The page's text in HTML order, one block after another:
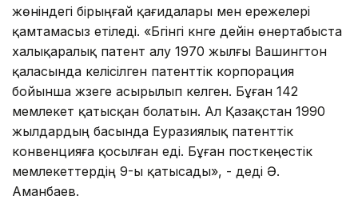
жөніндегі бірыңғай қағидалары мен ережелері
қамтамасыз етіледі. «Бүгінгі күнге дейін өнертабыста
халықаралық патент алу 1970 жылғы Вашингтон
қаласында келісілген патенттік корпорация
бойынша жүзеге асырылып келген. Бұған 142
мемлекет қатысқан болатын. Ал Қазақстан 1990
жылдардың басында Еуразиялық патенттік
конвенцияға қосылған еді. Бұған посткеңестік
мемлекеттердің 9-ы қатысады», - деді Ә.
Аманбаев.